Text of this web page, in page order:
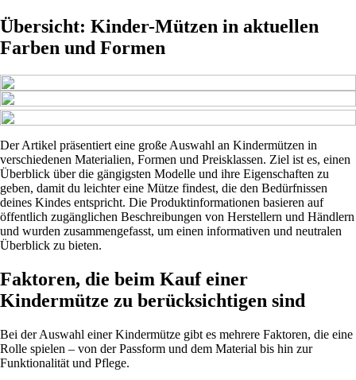
Übersicht: Kinder-Mützen in aktuellen
Farben und Formen
Der Artikel präsentiert eine große Auswahl an Kindermützen in
verschiedenen Materialien, Formen und Preisklassen. Ziel ist es, einen
Überblick über die gängigsten Modelle und ihre Eigenschaften zu
geben, damit du leichter eine Mütze findest, die den Bedürfnissen
deines Kindes entspricht. Die Produktinformationen basieren auf
öffentlich zugänglichen Beschreibungen von Herstellern und Händlern
und wurden zusammengefasst, um einen informativen und neutralen
Überblick zu bieten.
Faktoren, die beim Kauf einer
Kindermütze zu berücksichtigen sind
Bei der Auswahl einer Kindermütze gibt es mehrere Faktoren, die eine
Rolle spielen – von der Passform und dem Material bis hin zur
Funktionalität und Pflege.